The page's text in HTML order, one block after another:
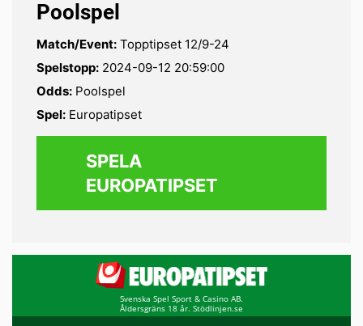
Poolspel
Match/Event: Topptipset 12/9-24
Spelstopp: 2024-09-12 20:59:00
Odds: Poolspel
Spel: Europatipset
SPELA
EUROPATIPSET